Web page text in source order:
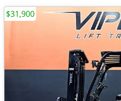
$31,900